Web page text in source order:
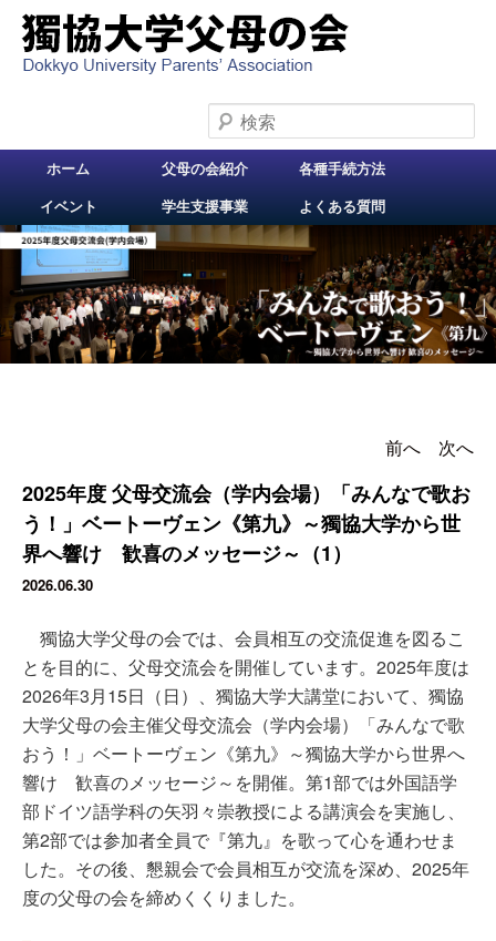
検索
メインメニュー
メインコンテンツへ
移動
ホーム 父母の会紹介
各種手続方法
イベント
学生支援事業 よくある質問
投稿ナビゲー
前へ 次へ
2025年度 父母交流会（学内会場）「みんなで歌お
う！」ベートーヴェン《第九》～獨協大学から世
界へ響け 歓喜のメッセージ～（1）
2026.06.30
獨協大学父母の会では、会員相互の交流促進を図るこ
とを目的に、父母交流会を開催しています。2025年度は
2026年3月15日（日）、獨協大学大講堂において、獨協
大学父母の会主催父母交流会（学内会場）「みんなで歌
おう！」ベートーヴェン《第九》～獨協大学から世界へ
響け 歓喜のメッセージ～を開催。第1部では外国語学
部ドイツ語学科の矢羽々崇教授による講演会を実施し、
第2部では参加者全員で『第九』を歌って心を通わせま
した。その後、懇親会で会員相互が交流を深め、2025年
度の父母の会を締めくくりました。